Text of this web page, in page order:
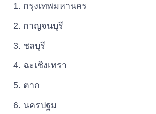
กรุงเทพมหานคร
กาญจนบุรี
ชลบุรี
ฉะเชิงเทรา
ตาก
นครปฐม